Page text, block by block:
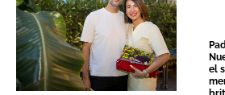
Sin leyenda
el